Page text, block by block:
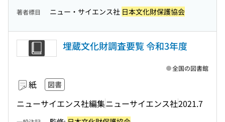
著者標目 ニュー・サイエンス社 日本文化財保護協会
埋蔵文化財調査要覧 令和3年度
紙 図書
ニューサイエンス社編集ニューサイエンス社2021.7
全国の図書館